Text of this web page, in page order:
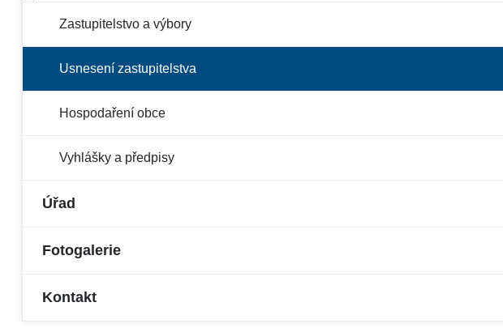
Zastupitelstvo a výbory
Usnesení zastupitelstva
Hospodaření obce
Vyhlášky a předpisy
Úřad
Fotogalerie
Kontakt